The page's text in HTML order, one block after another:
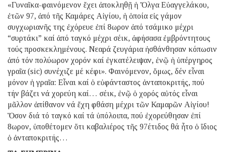
«Γυναῖκα-φαινόμενον ἔχει ἀποκληθῇ ἡ Ὄλγα Εὐαγγελάκου,
ἐτῶν 97, ἀπό τῆς Καμάρες Αἰγίου, ἡ ὁποία εἰς γάμον
συγχωριανῆς της ἐχόρευε ἐπί 8ωρον ἀπό τσάμικο μέχρι
“συρτάκι” καί ἀπό ταγκό μέχρι σέικ, ἀφήσασα ἐμβρόντητους
τούς προσκεκλημένους. Νεαρά ζευγάρια ἠσθάνθησαν κόπωσιν
ἀπό τόν πολύωρον χορόν καί ἐγκατέλειψαν, ἐνῷ ἡ ὑπέργηρος
γραῖα (sic) συνέχιζε μέ κέφι». Φαινόμενον, ὅμως, δέν εἶναι
μόνον ἡ γραῖα: Εἶναι καί ὁ εὐφάνταστος ἀνταποκριτής, πού
τήν βάζει νά χορεύη καί… σέικ, ἐνῷ ὁ χορός αὐτός εἶναι
μᾶλλον ἀπίθανον νά ἔχη φθάση μέχρι τῶν Καμαρῶν Αἰγίου!
Ὅσον διά τό ταγκό καί τά ὑπόλοιπα, πού ἐχορεύθησαν ἐπί
8ωρον, ὑποθέτομεν ὅτι καβαλιέρος τῆς 97έτιδος θά ἦτο ὁ ἴδιος
ὁ ἀνταποκριτής…